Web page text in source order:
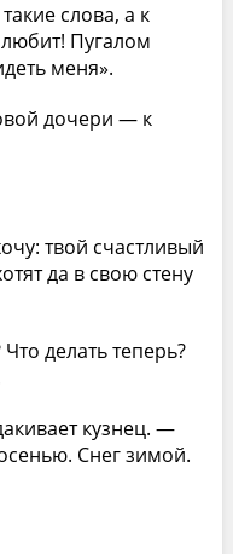
слова, а к
Пугалом
меня».
дочери — к
твой счастливый
да в свою стену
делать теперь?
кузнец. —
Снег зимой.